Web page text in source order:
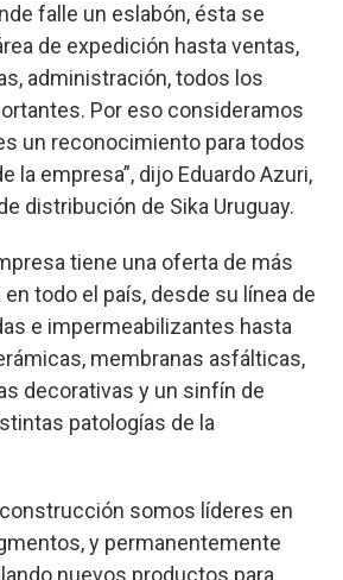
falle un eslabón, ésta se
de expedición hasta ventas,
administración, todos los
Por eso consideramos
un reconocimiento para todos
la empresa”, dijo Eduardo Azuri,
distribución de Sika Uruguay.
tiene una oferta de más
todo el país, desde su línea de
e impermeabilizantes hasta
membranas asfálticas,
decorativas y un sinfín de
patologías de la
somos líderes en
y permanentemente
nuevos productos para